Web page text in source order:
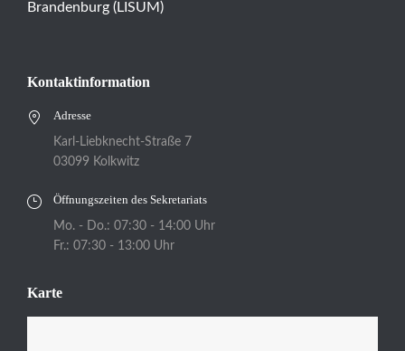
Brandenburg (LISUM)
Kontaktinformation
Adresse
Karl-Liebknecht-Straße 7
03099 Kolkwitz
Öffnungszeiten des Sekretariats
Mo. - Do.: 07:30 - 14:00 Uhr
Fr.: 07:30 - 13:00 Uhr
Karte